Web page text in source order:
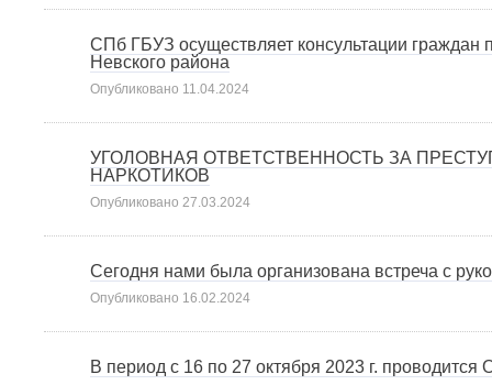
СПб ГБУЗ осуществляет консультации граждан
Невского района
Опубликовано 11.04.2024
УГОЛОВНАЯ ОТВЕТСТВЕННОСТЬ ЗА
НАРКОТИКОВ
Опубликовано 27.03.2024
Сегодня нами была организована встреча с
Опубликовано 16.02.2024
В период с 16 по 27 октября 2023 г.